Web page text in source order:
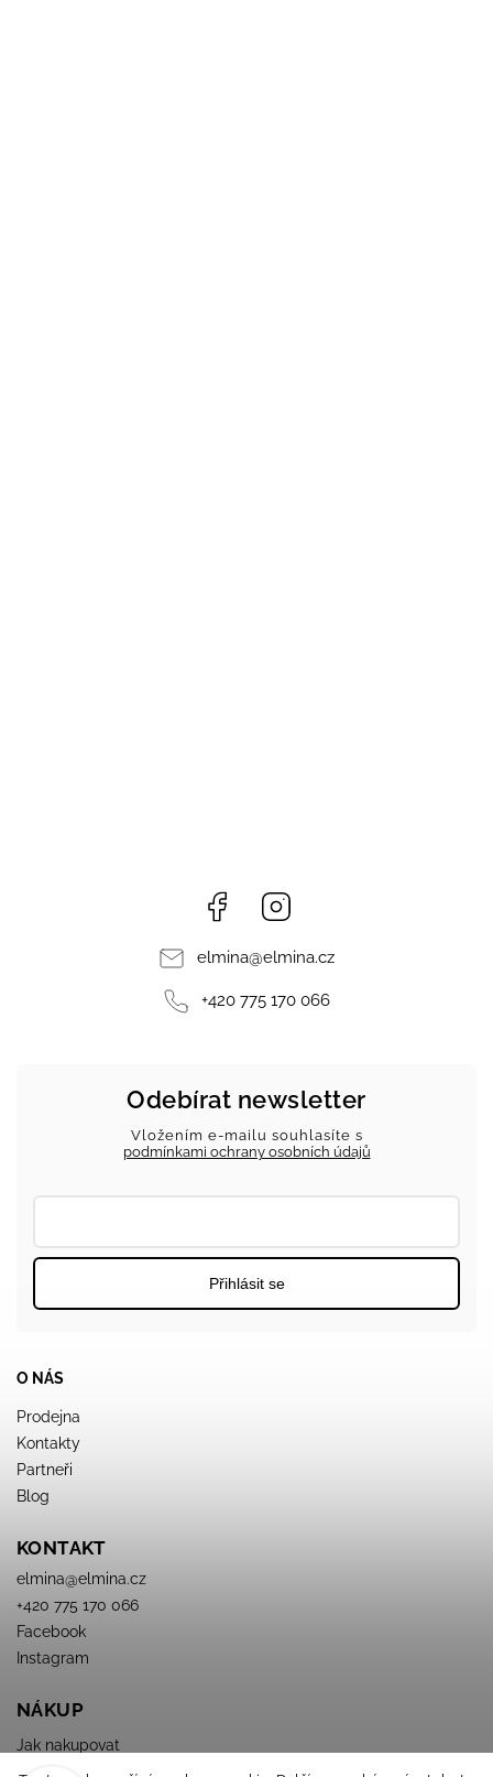
Facebook
elmina@elmina.cz
+420 775 170 066
O NÁS
Prodejna
Kontakty
Partneři
Blog
KONTAKT
elmina@elmina.cz
+420 775 170 066
Facebook
Instagram
NÁKUP
Jak nakupovat
Obchodné podmienky
Odebírat newsletter
Vložením e-mailu souhlasíte s
podmínkami ochrany osobních údajů
Přihlásit se